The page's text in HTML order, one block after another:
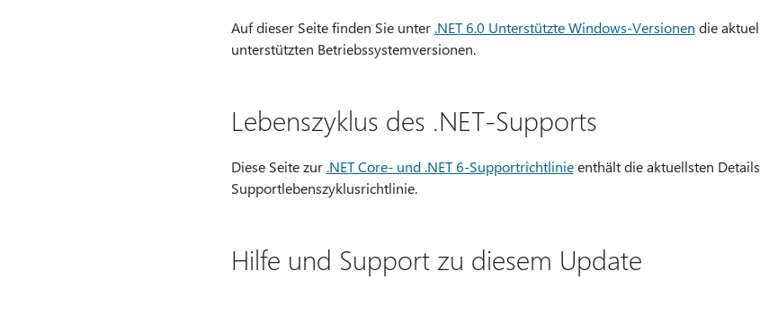
Auf dieser Seite finden Sie unter .NET 6.0 Unterstützte Windows-Versionen die
unterstützten Betriebssystemversionen.
Lebenszyklus des .NET-Supports
Diese Seite zur .NET Core- und .NET 6-Supportrichtlinieenthält die aktuellsten
Supportlebenszyklusrichtlinie.
Hilfe und Support zu diesem Update